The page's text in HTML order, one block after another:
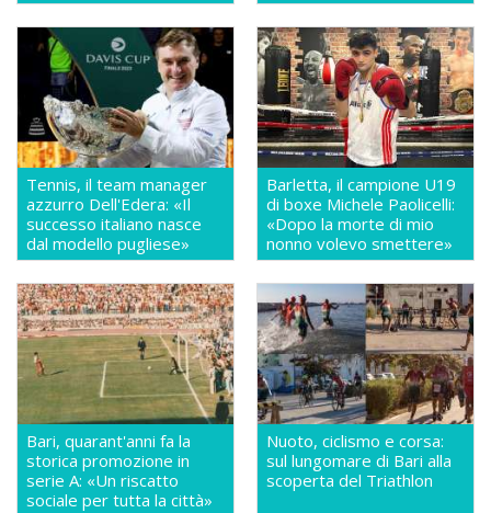
Tennis, il team manager
azzurro Dell'Edera: «Il
successo italiano nasce
dal modello pugliese»
Barletta, il campione U19
di boxe Michele Paolicelli:
«Dopo la morte di mio
nonno volevo smettere»
Bari, quarant'anni fa la
storica promozione in
serie A: «Un riscatto
sociale per tutta la città»
Nuoto, ciclismo e corsa:
sul lungomare di Bari alla
scoperta del Triathlon